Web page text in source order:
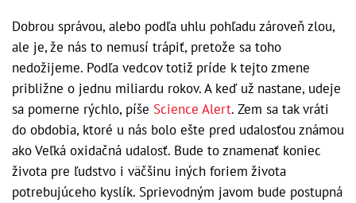
Dobrou správou, alebo podľa uhlu pohľadu zároveň zlou,
ale je, že nás to nemusí trápiť, pretože sa toho
nedožijeme. Podľa vedcov totiž príde k tejto zmene
približne o jednu miliardu rokov. A keď už nastane, udeje
sa pomerne rýchlo, píše Science Alert. Zem sa tak vráti
do obdobia, ktoré u nás bolo ešte pred udalosťou známou
ako Veľká oxidačná udalosť. Bude to znamenať koniec
života pre ľudstvo i väčšinu iných foriem života
potrebujúceho kyslík. Sprievodným javom bude postupná